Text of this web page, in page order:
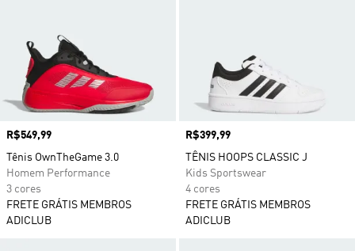
Preço
R$549,99
Tênis OwnTheGame 3.0
Homem Performance
3 cores
FRETE GRÁTIS MEMBROS
ADICLUB
Preço
R$399,99
TÊNIS HOOPS CLASSIC J
Kids Sportswear
4 cores
FRETE GRÁTIS MEMBROS
ADICLUB